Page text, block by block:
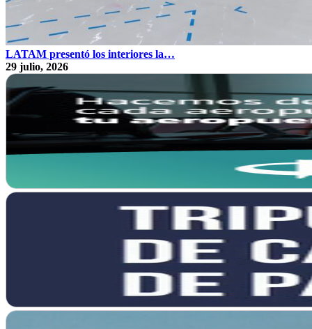
LATAM presentó los interiores la…
29 julio, 2026